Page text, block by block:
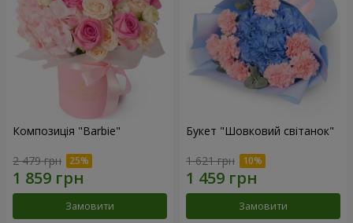
Композиція "Barbie"
2 479 грн
Замовити
Букет "Шовковий світанок"
1 621 грн
Замовити